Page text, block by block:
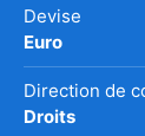
Devise
Euro
Direction de
Droits